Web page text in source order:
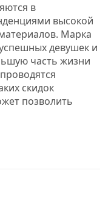
в
высокой
Марка
девушек и
часть жизни
скидок
позволить